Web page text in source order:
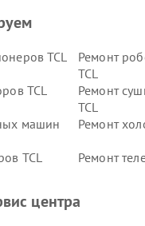
TCL
Ремонт
TCL
TCL
Ремонт
TCL
машин
Ремонт
TCL Ремонт
центра